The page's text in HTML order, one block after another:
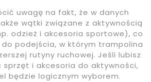
uwagę na fakt, że w danych
wątki związane z aktywnością
odzież i akcesoria sportowe), co
podejścia, w którym trampolina
rutyny ruchowej. Jeśli lubisz
i akcesoria do aktywności,
będzie logicznym wyborem.